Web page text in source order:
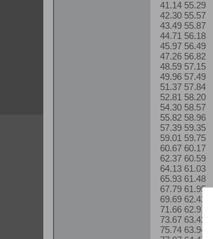
41.14 55.29
42.30 55.57
43.49 55.87
44.71 56.18
45.97 56.49
47.26 56.82
48.59 57.15
49.96 57.49
51.37 57.84
52.81 58.20
54.30 58.57
55.82 58.96
57.39 59.35
59.01 59.75
60.67 60.17
62.37 60.59
64.13 61.03
65.93 61.48
67.79 61.95
69.69 62.42
71.66 62.91
73.67 63.42
75.74 63.94